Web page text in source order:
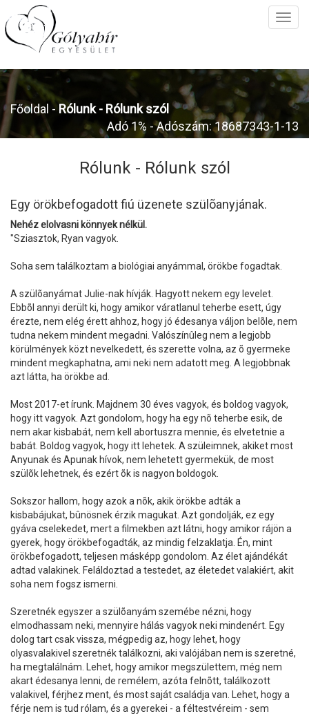
Főoldal -Rólunk - Rólunk szól
Adó 1% - Adószám: 18687343-1-13
Rólunk - Rólunk szól
Egy örökbefogadott fiú üzenete szülõanyjának.
Nehéz elolvasni könnyek nélkül.
"Sziasztok, Ryan vagyok.
Soha sem találkoztam a biológiai anyámmal, örökbe fogadtak.
A szülõanyámat Julie-nak hívják. Hagyott nekem egy levelet.
Ebbõl annyi derült ki, hogy amikor váratlanul teherbe esett, úgy
érezte, nem elég érett ahhoz, hogy jó édesanya váljon belõle, nem
tudna nekem mindent megadni. Valószínûleg nem a legjobb
körülmények közt nevelkedett, és szerette volna, az õ gyermeke
mindent megkaphatna, ami neki nem adatott meg. A legjobbnak
azt látta, ha örökbe ad.
Most 2017-et írunk. Majdnem 30 éves vagyok, és boldog vagyok,
hogy itt vagyok. Azt gondolom, hogy ha egy nõ teherbe esik, de
nem akar kisbabát, nem kell abortuszra mennie, és elvetetnie a
babát. Boldog vagyok, hogy itt lehetek. A szüleimnek, akiket most
Anyunak és Apunak hívok, nem lehetett gyermekük, de most
szülõk lehetnek, és ezért õk is nagyon boldogok.
Sokszor hallom, hogy azok a nõk, akik örökbe adták a
kisbabájukat, bûnösnek érzik magukat. Azt gondolják, ez egy
gyáva cselekedet, mert a filmekben azt látni, hogy amikor rájön a
gyerek, hogy örökbefogadták, az mindig felzaklatja. Én, mint
örökbefogadott, teljesen másképp gondolom. Az élet ajándékát
adtad valakinek. Feláldoztad a testedet, az életedet valakiért, akit
soha nem fogsz ismerni.
Szeretnék egyszer a szülõanyám szemébe nézni, hogy
elmodhassam neki, mennyire hálás vagyok neki mindenért. Egy
dolog tart csak vissza, mégpedig az, hogy lehet, hogy
olyasvalakivel szeretnék találkozni, aki valójában nem is szeretné,
ha megtalálnám. Lehet, hogy amikor megszülettem, még nem
akart édesanya lenni, de remélem, azóta felnõtt, találkozott
valakivel, férjhez ment, és most saját családja van. Lehet, hogy a
férje nem is tud rólam, és a gyerekei - a féltestvéreim - sem